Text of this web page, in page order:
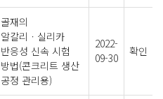
골재의
알칼리ㆍ실리카
반응성 신속 시험
방법(콘크리트 생산
공정 관리용)
2022-
09-30
확인